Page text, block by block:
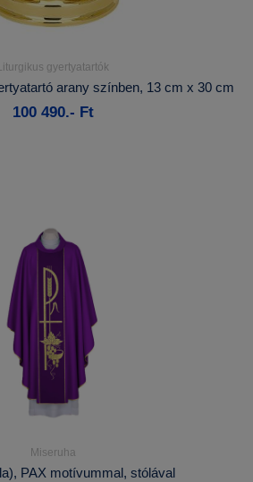
Részletek...
Kosárba
gyertyatartók
arany színben, 13 cm x 30 cm
100 490.- Ft
Miseruha
PAX motívummal, stólával